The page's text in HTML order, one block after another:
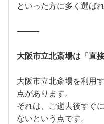
といった方に多く選ば
⸻
大阪市立北斎場は「直
大阪市立北斎場を利用
点があります。
それは、ご逝去後すぐ
ないという点です。